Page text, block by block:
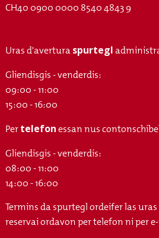
CH40 0900 0000 8540 4843 9
Uras d'averturaspurtegl
Gliendisgis - venderdis:
09:00 - 11:00
15:00 - 16:00
Pertelefonessan nus
Gliendisgis - venderdis:
08:00 - 11:00
14:00 - 16:00
Termins da spurtegl ordeifer las
reservai ordavon per telefon ni per